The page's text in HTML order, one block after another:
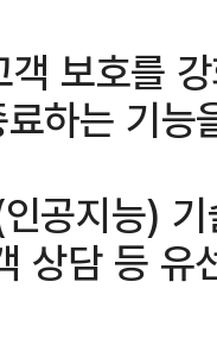
보호를
료하는 기
공지능)
상담 등 유